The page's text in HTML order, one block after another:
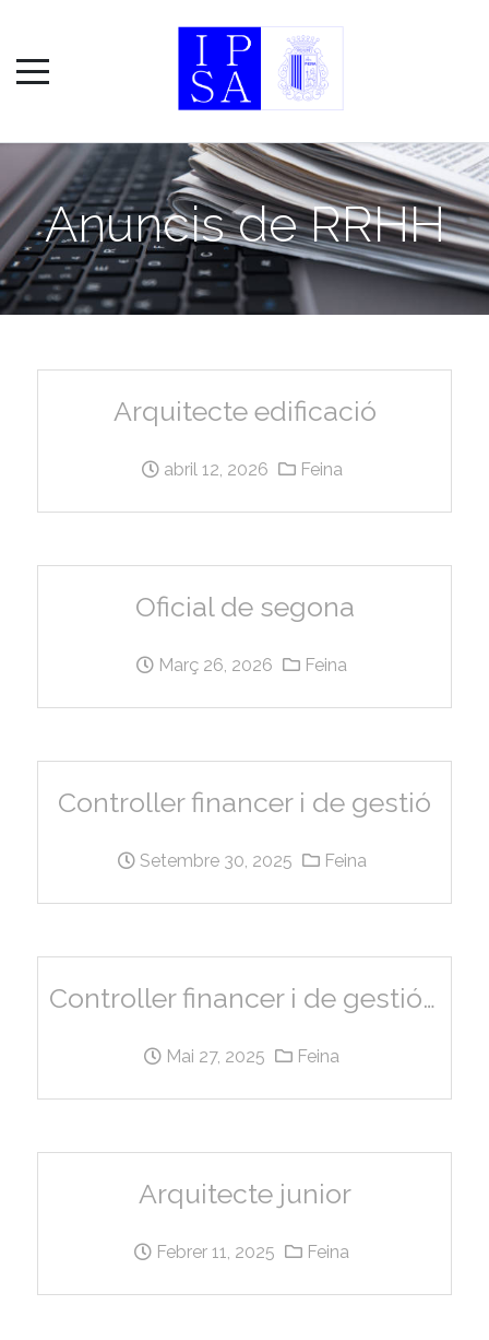
Anuncis de RRHH
Arquitecte edificació
abril 12, 2026 Feina
Oficial de segona
Març 26, 2026 Feina
Controller financer i de gestió
Setembre 30, 2025 Feina
Controller financer i de gestió DESISTIT
Mai 27, 2025 Feina
Arquitecte junior
Febrer 11, 2025 Feina